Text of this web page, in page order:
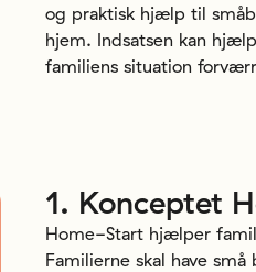
og praktisk hjælp til
hjem. Indsatsen kan
familiens situation
1. Konceptet
Home-Start hjælper
Familierne skal have